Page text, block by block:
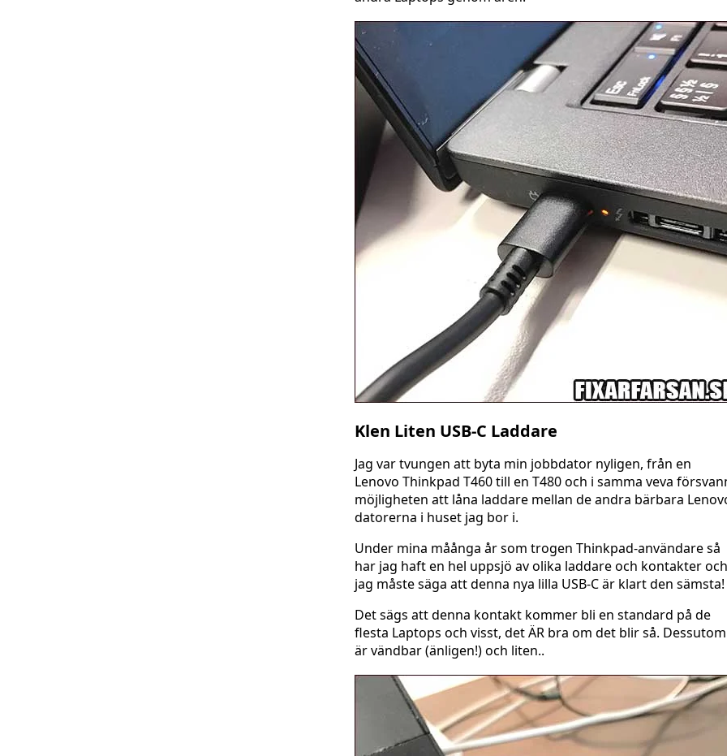
Klen Liten USB-C Laddare
Jag var tvungen att byta min jobbdator nyligen, från en
Lenovo Thinkpad T460 till en T480 och i samma veva
möjligheten att låna laddare mellan de andra bärbara
datorerna i huset jag bor i.
Under mina måånga år som trogen Thinkpad-användare så
har jag haft en hel uppsjö av olika laddare och kontakter och
jag måste säga att denna nya lilla USB-C är klart den sämsta!
Det sägs att denna kontakt kommer bli en standard på de
flesta Laptops och visst, det ÄR bra om det blir så. Dessutom
är vändbar (änligen!) och liten..